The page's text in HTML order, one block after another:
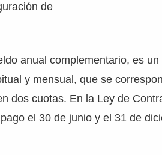
de
anual complementario, es
y mensual, que se
dos cuotas. En la Ley de
el 30 de junio y el 31 de